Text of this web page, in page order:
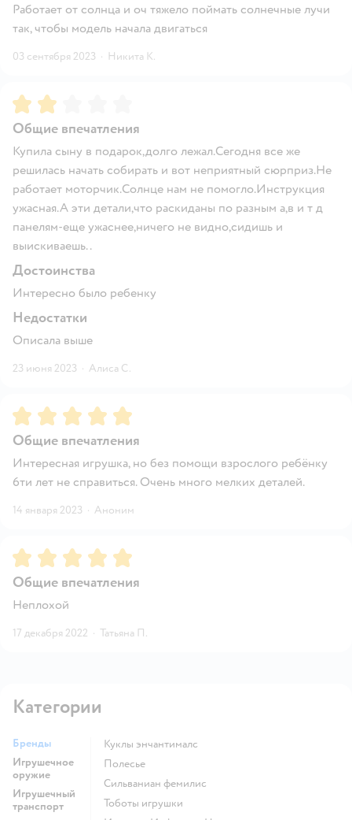
Работает от солнца и оч тяжело поймать солнечные лучи
так, чтобы модель начала двигаться
03 сентября 2023 · Никита К.
Рейтинг:
Общие впечатления
Купила сыну в подарок,долго лежал.Сегодня все же
решилась начать собирать и вот неприятный сюрприз.Не
работает моторчик.Солнце нам не помогло.Инструкция
ужасная.А эти детали,что раскиданы по разным а,в и т д
панелям-еще ужаснее,ничего не видно,сидишь и
выискиваешь..
Достоинства
Интересно было ребенку
Недостатки
Описала выше
23 июня 2023 · Алиса С.
Рейтинг:5
Общие впечатления
Интересная игрушка, но без помощи взрослого ребёнку
6ти лет не справиться. Очень много мелких деталей.
14 января 2023 · Аноним
Рейтинг:5
Общие впечатления
Неплохой
17 декабря 2022 · Татьяна П.
Категории
Бренды
Игрушечное
оружие
Игрушечный
транспорт
Куклы энчантималс
Полесье
Сильваниан фемилис
Тоботы игрушки